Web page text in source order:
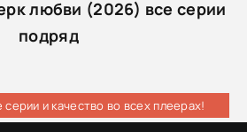
любви (2026) все серии
подряд
и качество во всех плеерах!